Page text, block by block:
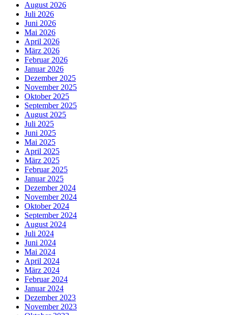
August 2026
Juli 2026
Juni 2026
Mai 2026
April 2026
März 2026
Februar 2026
Januar 2026
Dezember 2025
November 2025
Oktober 2025
September 2025
August 2025
Juli 2025
Juni 2025
Mai 2025
April 2025
März 2025
Februar 2025
Januar 2025
Dezember 2024
November 2024
Oktober 2024
September 2024
August 2024
Juli 2024
Juni 2024
Mai 2024
April 2024
März 2024
Februar 2024
Januar 2024
Dezember 2023
November 2023